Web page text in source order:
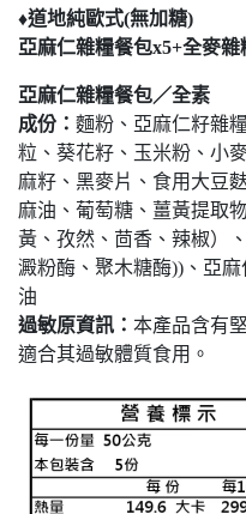
♦道地純歐式(無加糖)
亞麻仁雜糧餐包x5+全麥雜
亞麻仁雜糧餐包／全素
成份： 麵粉、亞麻仁籽雜
粒、葵花籽、玉米粉、小
麻籽、黑麥片、食用大豆
麻油、葡萄糖、薑黃提取
黃、孜然、茴香、辣椒）
澱粉酶、聚木糖酶))、亞
油
過敏原資訊： 本產品含有
適合其過敏體質食用。